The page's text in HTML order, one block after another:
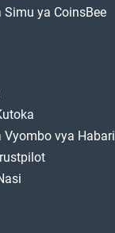
Simu ya CoinsBee
Vyombo vya Habari